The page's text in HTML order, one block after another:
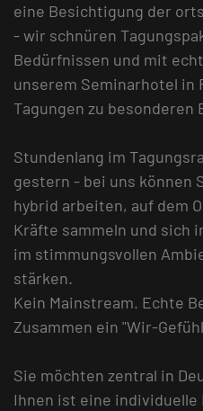
eine Besichtigung der
- wir schnüren
Bedürfnissen und mit
unserem Seminarhotel in
Tagungen zu besonderen
Stundenlang im
gestern - bei uns können
hybrid arbeiten, auf dem
Kräfte sammeln und sich
im stimmungsvollen
stärken.
Kein Mainstream. Echte
Zusammen ein "Wir-
Sie möchten zentral in
Ihnen ist eine